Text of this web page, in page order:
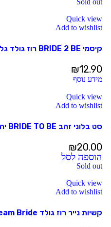
Sold out
Quick view
Add to wishlist
קיסמי BRIDE 2 BE רוז גולד גליטר
₪12.90
מידע נוסף
Quick view
Add to wishlist
סט בלוני זהב BRIDE TO BE יהלום
₪20.00
הוספה לסל
Sold out
Quick view
Add to wishlist
קשיות נייר רוז גולד Team Bride